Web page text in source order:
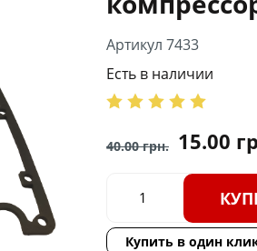
Артикул 7433
Есть в наличии
40.00грн. 15.00
Купить в один